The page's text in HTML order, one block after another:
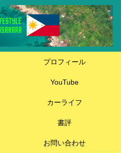
プロフィール
YouTube
カーライフ
書評
お問い合わせ